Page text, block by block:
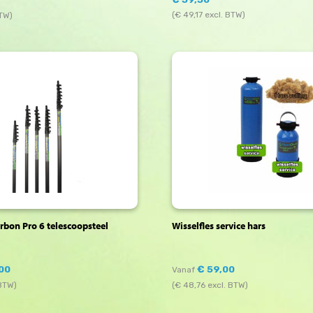
(€49,17excl. BTW)
Pro 6 telescoopsteel Wisselfles service hars
Vanaf € 59,00
(€48,76excl. BTW)